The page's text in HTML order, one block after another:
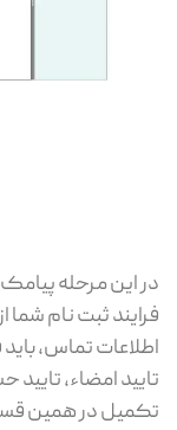
در این مرحله پیامک
فرایند ثبت نام شما
اطلاعات تماس،
تایید امضاء،
تکمیل در همین